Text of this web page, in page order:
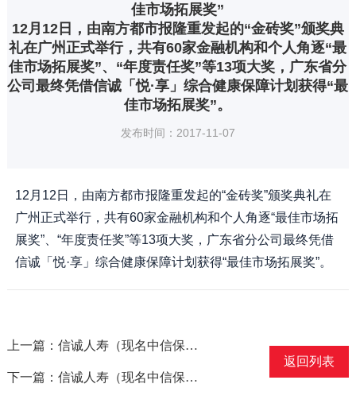
佳市场拓展奖”
12月12日，由南方都市报隆重发起的“金砖奖”颁奖典
礼在广州正式举行，共有60家金融机构和个人角逐“最
佳市场拓展奖”、“年度责任奖”等13项大奖，广东省分
公司最终凭借信诚「悦·享」综合健康保障计划获得“最
佳市场拓展奖”。
发布时间：2017-11-07
12月12日，由南方都市报隆重发起的“金砖奖”颁奖典礼在
广州正式举行，共有60家金融机构和个人角逐“最佳市场拓
展奖”、“年度责任奖”等13项大奖，广东省分公司最终凭借
信诚「悦·享」综合健康保障计划获得“最佳市场拓展奖”。
上一篇：信诚人寿（现名中信保诚人寿）斩获“2012年度最佳寿险品牌”奖
下一篇：信诚人寿（现名中信保诚人寿）湖北分公司获得“放心保险公司”称号
返回列表